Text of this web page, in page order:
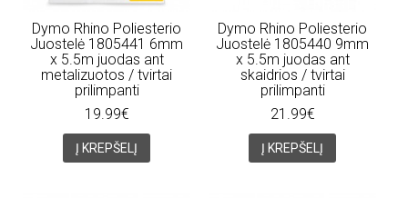
Dymo Rhino Poliesterio
Juostelė 1805441 6mm
x 5.5m juodas ant
metalizuotos / tvirtai
prilimpanti
19.99€
Į KREPŠELĮ
Dymo Rhino Poliesterio
Juostelė 1805440 9mm
x 5.5m juodas ant
skaidrios / tvirtai
prilimpanti
21.99€
Į KREPŠELĮ